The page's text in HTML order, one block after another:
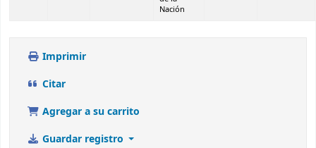
Nación
Imprimir
Citar
Agregar a su carrito
Guardar registro